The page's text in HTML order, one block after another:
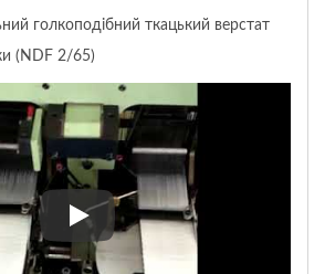
голкоподібний ткацький верстат
(NDF 2/65)
Kyang Yhe Спеціальний